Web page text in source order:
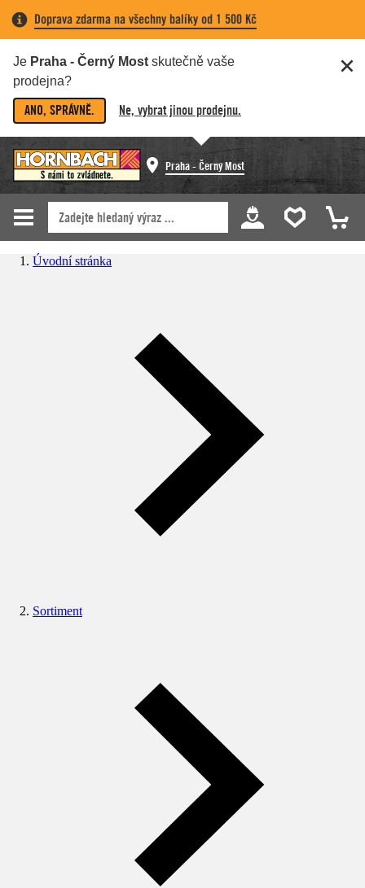
Doprava zdarma na všechny balíky od 1 500 Kč
Je Praha - Černý Most skutečně vaše
prodejna?
ANO, SPRÁVNĚ. Ne, vybrat jinou prodejnu.
Praha - Černý Most
Úvodní stránka
Sortiment